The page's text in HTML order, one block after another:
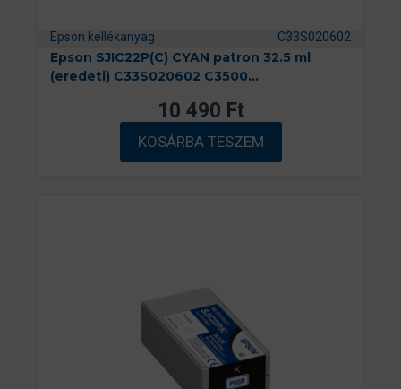
Epson kellékanyag C33S020602
Epson SJIC22P(C) CYAN patron 32.5 ml
(eredeti) C33S020602 C3500
10 490 Ft
KOSÁRBA TESZEM